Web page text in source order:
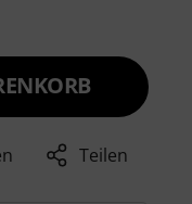
Teilen